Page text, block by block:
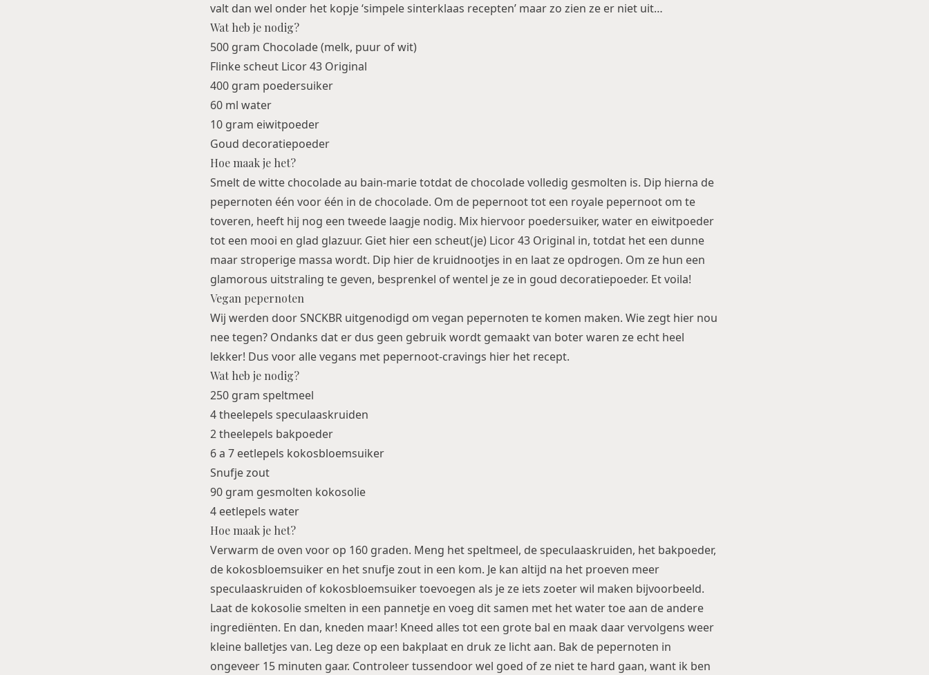
valt dan wel onder het kopje ‘simpele sinterklaas recepten’ maar zo zien ze er niet uit…
Wat heb je nodig?
500 gram Chocolade (melk, puur of wit)
Flinke scheut Licor 43 Original
400 gram poedersuiker
60 ml water
10 gram eiwitpoeder
Goud decoratiepoeder
Hoe maak je het?
Smelt de witte chocolade au bain-marie totdat de chocolade volledig gesmolten is. Dip hierna de
pepernoten één voor één in de chocolade. Om de pepernoot tot een royale pepernoot om te
toveren, heeft hij nog een tweede laagje nodig. Mix hiervoor poedersuiker, water en eiwitpoeder
tot een mooi en glad glazuur. Giet hier een scheut(je) Licor 43 Original in, totdat het een dunne
maar stroperige massa wordt. Dip hier de kruidnootjes in en laat ze opdrogen. Om ze hun een
glamorous uitstraling te geven, besprenkel of wentel je ze in goud decoratiepoeder. Et voila!
Vegan pepernoten
Wij werden door SNCKBR uitgenodigd om vegan pepernoten te komen maken. Wie zegt hier nou
nee tegen? Ondanks dat er dus geen gebruik wordt gemaakt van boter waren ze echt heel
lekker! Dus voor alle vegans met pepernoot-cravings hier het recept.
Wat heb je nodig?
250 gram speltmeel
4 theelepels speculaaskruiden
2 theelepels bakpoeder
6 a 7 eetlepels kokosbloemsuiker
Snufje zout
90 gram gesmolten kokosolie
4 eetlepels water
Hoe maak je het?
Verwarm de oven voor op 160 graden. Meng het speltmeel, de speculaaskruiden, het bakpoeder,
de kokosbloemsuiker en het snufje zout in een kom. Je kan altijd na het proeven meer
speculaaskruiden of kokosbloemsuiker toevoegen als je ze iets zoeter wil maken bijvoorbeeld.
Laat de kokosolie smelten in een pannetje en voeg dit samen met het water toe aan de andere
ingrediënten. En dan, kneden maar! Kneed alles tot een grote bal en maak daar vervolgens weer
kleine balletjes van. Leg deze op een bakplaat en druk ze licht aan. Bak de pepernoten in
ongeveer 15 minuten gaar. Controleer tussendoor wel goed of ze niet te hard gaan, want ik ben